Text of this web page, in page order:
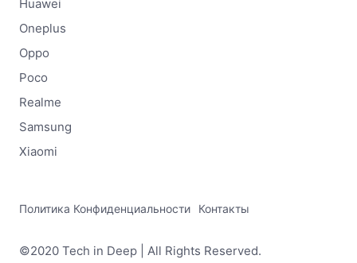
Huawei
Oneplus
Oppo
Poco
Realme
Samsung
Xiaomi
Политика Конфиденциальности Контакты
©2020 Tech in Deep | All Rights Reserved.